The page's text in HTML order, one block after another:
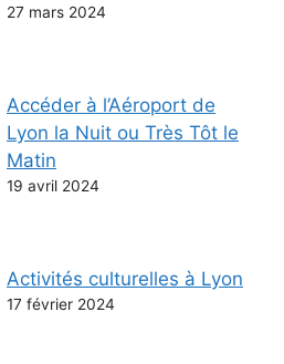
27 mars 2024
Accéder à l’Aéroport de
Lyon la Nuit ou Très Tôt le
Matin
19 avril 2024
Activités culturelles à Lyon
17 février 2024